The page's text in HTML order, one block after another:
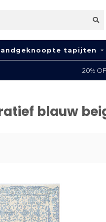
tapijten
20%
blauw